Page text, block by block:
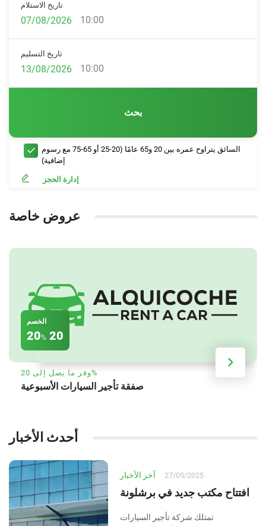
تاريخ الاستلام
10:00
تاريخ التسليم
10:00
بحث
السائق يتراوح عمره بين 20 و65 عامًا (20-25 أو 65-75 مع رسوم
إضافية)
إدارة الحجز
عروض خاصة
الخصم
20% 20
وفر ما يصل إلى 20%
صفقة تأجير السيارات الأسبوعية
أحدث الأخبار
آخر الأخبار 27/05/2025
افتتاح مكتب جديد في برشلونة
تمتلك شركة تأجير السيارات